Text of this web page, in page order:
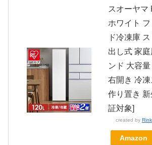
スオーヤマ
ホワイト
ド冷凍庫
出し式 家
ンド 大容
右開き 冷
作り置き
証対象]
created by
Amazon